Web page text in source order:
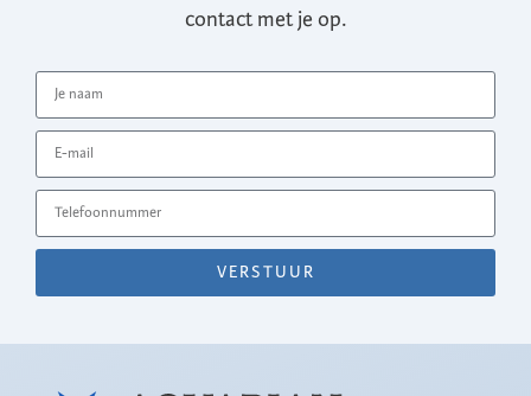
contact met je op.
VERSTUUR